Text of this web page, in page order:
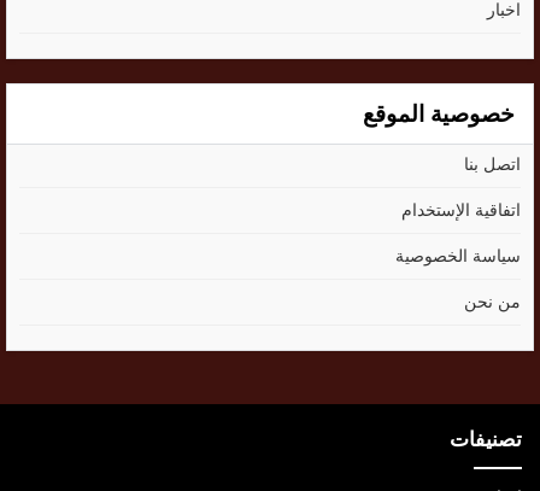
اخبار
خصوصية الموقع
اتصل بنا
اتفاقية الإستخدام
سياسة الخصوصية
من نحن
تصنيفات